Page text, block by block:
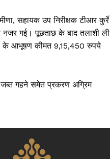
Now
सहायक उप निरीक्षक टीआर कुर्रे
नजर गई। पूछताछ के बाद तलाशी ली
के आभूषण कीमत 9,15,450 रुपये
गहने समेत प्रकरण अग्रिम